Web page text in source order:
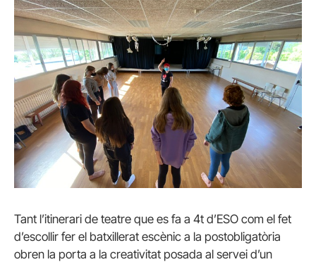
Tant l’itinerari de teatre que es fa a 4t d’ESO com el fet
d’escollir fer el batxillerat escènic a la postobligatòria
obren la porta a la creativitat posada al servei d’un